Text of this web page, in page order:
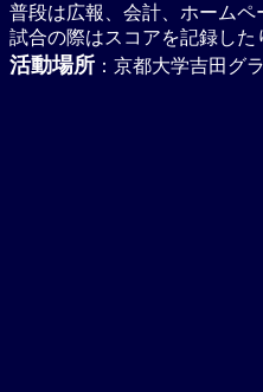
普段は広報、会計、ホームペ
試合の際はスコアを記録した
活動場所 ：京都大学吉田グ